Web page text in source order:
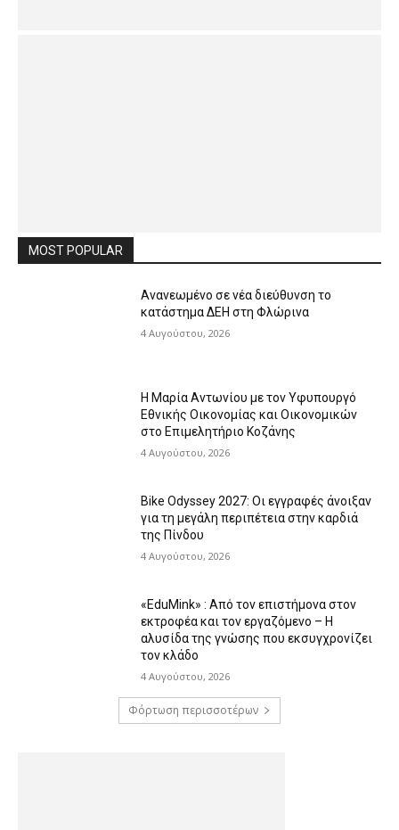
MOST POPULAR
Ανανεωμένο σε νέα διεύθυνση το
κατάστημα ΔΕΗ στη Φλώρινα
4 Αυγούστου, 2026
Η Μαρία Αντωνίου με τον Υφυπουργό
Εθνικής Οικονομίας και Οικονομικών
στο Επιμελητήριο Κοζάνης
4 Αυγούστου, 2026
Bike Odyssey 2027: Οι εγγραφές άνοιξαν
για τη μεγάλη περιπέτεια στην καρδιά
της Πίνδου
4 Αυγούστου, 2026
«EduMink» : Από τον επιστήμονα στον
εκτροφέα και τον εργαζόμενο – Η
αλυσίδα της γνώσης που εκσυγχρονίζει
τον κλάδο
4 Αυγούστου, 2026
Φόρτωση περισσοτέρων